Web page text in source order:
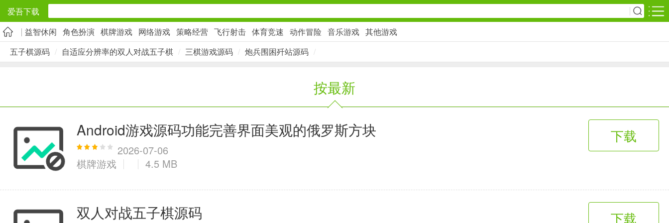
爱吾下载
安卓应用
旅游出行
社交通讯
2千+款应用
影音播放
实用工具
2万+款应用
金融理财
6千+款应用
资讯阅读
1万+款应用
学习办公
生活服务
益智休闲 角色扮演 棋牌游戏 网络游戏 策略经营 飞行射击 体育竞速 动作冒险 音乐游戏 其他游戏
五子棋源码 / 自适应分辨率的双人对战五子棋 / 三棋游戏源码 / 炮兵围困歼站源码 /
按最新
Android游戏源码功能完善界面美观的俄罗斯方块
2026-07-06
棋牌游戏
4.5 MB
下载
双人对战五子棋源码 下载